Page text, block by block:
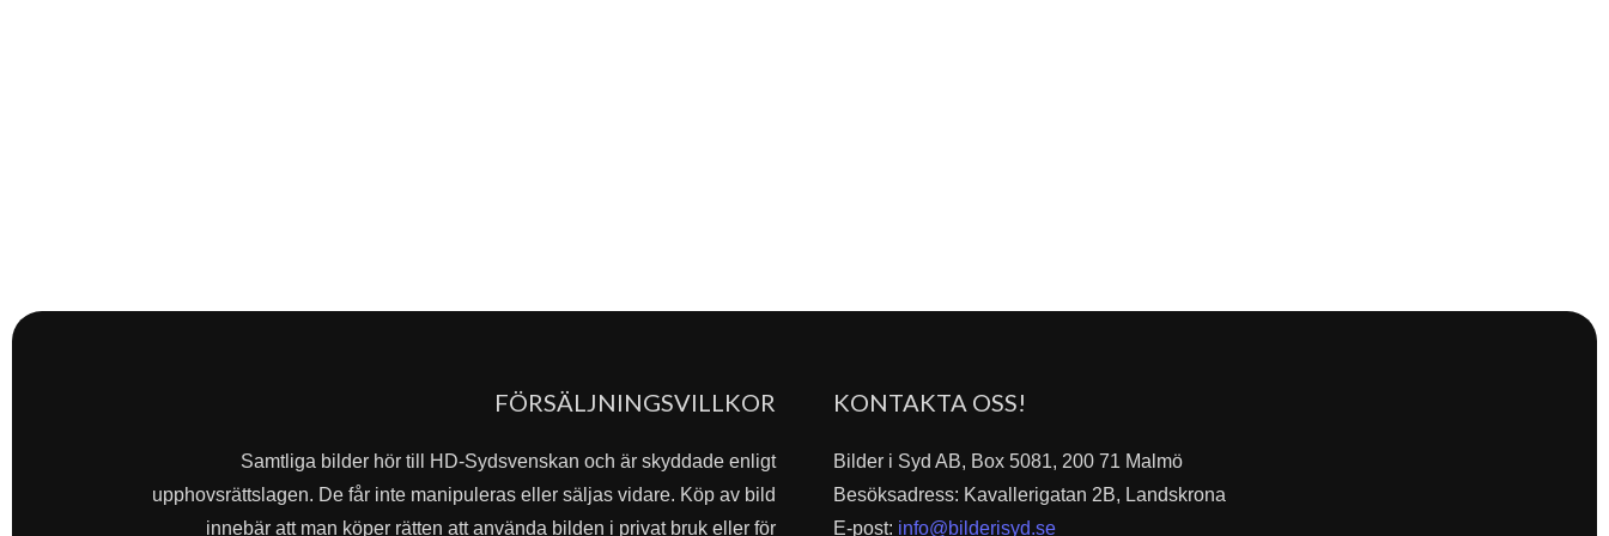
FÖRSÄLJNINGSVILLKOR
Samtliga bilder hör till HD-Sydsvenskan och är skyddade enligt
upphovsrättslagen. De får inte manipuleras eller säljas vidare. Köp av bild
innebär att man köper rätten att använda bilden i privat bruk eller för
KONTAKTA OSS!
Bilder i Syd AB, Box 5081, 200 71 Malmö
Besöksadress: Kavallerigatan 2B, Landskrona
E-post: info@bilderisyd.se